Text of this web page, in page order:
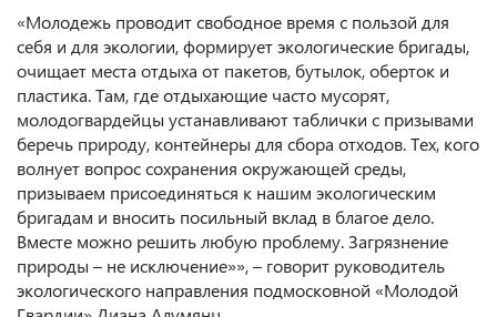
«Молодежь проводит свободное время с пользой для
себя и для экологии, формирует экологические бригады,
очищает места отдыха от пакетов, бутылок, оберток и
пластика. Там, где отдыхающие часто мусорят,
молодогвардейцы устанавливают таблички с призывами
беречь природу, контейнеры для сбора отходов. Тех, кого
волнует вопрос сохранения окружающей среды,
призываем присоединяться к нашим экологическим
бригадам и вносить посильный вклад в благое дело.
Вместе можно решить любую проблему. Загрязнение
природы – не исключение»», – говорит руководитель
экологического направления подмосковной «Молодой